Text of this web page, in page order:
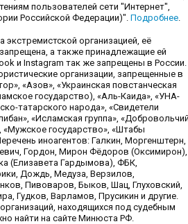
пользователей сети "Интернет",
Российской Федерации)". Подробнее
экстремистской организацией, её
а также принадлежащие ей
и Instagram так же запрещены в России.
организации, запрещенные в
«Азов», «Украинская повстанческая
государство), «Аль-Каида», «УНА-
татарского народа», «Свидетели
«Исламская группа»,
«Мужское государство», «Штабы
иноагентов: Галкин, Моргенштерн,
Гордон, Мирон Фёдоров (Оксимирон),
(Елизавета Гардымова), ФБК,
Дождь, Медуза, Верзилов,
Пивоваров, Быков, Шац, Глуховский,
Гудков, Варламов, Прусикин и другие.
находящихся под судебным
найти на сайте Минюста РФ.